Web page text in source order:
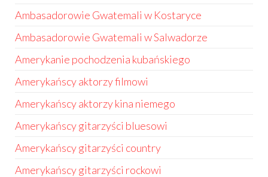
Ambasadorowie Gwatemali w Kostaryce
Ambasadorowie Gwatemali w Salwadorze
Amerykanie pochodzenia kubańskiego
Amerykańscy aktorzy filmowi
Amerykańscy aktorzy kina niemego
Amerykańscy gitarzyści bluesowi
Amerykańscy gitarzyści country
Amerykańscy gitarzyści rockowi